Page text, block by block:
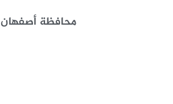
محافظة أصفهان